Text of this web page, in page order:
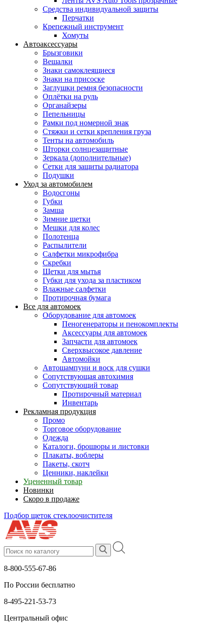
Средства индивидуальной защиты
Перчатки
Крепежный инструмент
Хомуты
Автоаксессуары
Брызговики
Вешалки
Знаки самоклеящиеся
Знаки на присоске
Заглушки ремня безопасности
Оплётки на руль
Органайзеры
Пепельницы
Рамки под номерной знак
Стяжки и сетки крепления груза
Тенты на автомобиль
Шторки солнцезащитные
Зеркала (дополнительные)
Сетки для защиты радиатора
Подушки
Уход за автомобилем
Водосгоны
Губки
Замша
Зимние щетки
Мешки для колес
Полотенца
Распылители
Салфетки микрофибра
Скребки
Щетки для мытья
Губки для ухода за пластиком
Влажные салфетки
Протирочная бумага
Все для автомоек
Оборудование для автомоек
Пеногенераторы и пенокомплекты
Аксессуары для автомоек
Запчасти для автомоек
Сверхвысокое давление
Автомойки
Автошампуни и воск для сушки
Сопутствующая автохимия
Сопутствующий товар
Протирочный материал
Инвентарь
Рекламная продукция
Промо
Торговое оборудование
Одежда
Каталоги, брошюры и листовки
Плакаты, воблеры
Пакеты, скотч
Ценники, наклейки
Уцененный товар
Новинки
Скоро в продаже
Подбор щеток стеклоочистителя
8-800-555-67-86
По России бесплатно
8-495-221-53-73
Центральный офис